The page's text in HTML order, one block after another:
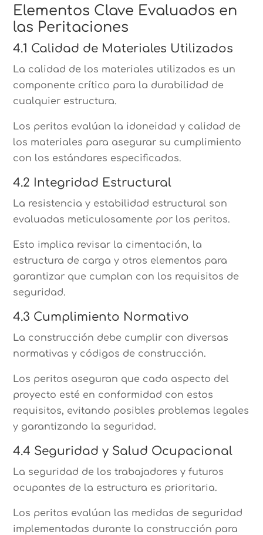
Elementos Clave Evaluados en
las Peritaciones
4.1 Calidad de Materiales Utilizados
La calidad de los materiales utilizados es un
componente crítico para la durabilidad de
cualquier estructura.
Los peritos evalúan la idoneidad y calidad de
los materiales para asegurar su cumplimiento
con los estándares especificados.
4.2 Integridad Estructural
La resistencia y estabilidad estructural son
evaluadas meticulosamente por los peritos.
Esto implica revisar la cimentación, la
estructura de carga y otros elementos para
garantizar que cumplan con los requisitos de
seguridad.
4.3 Cumplimiento Normativo
La construcción debe cumplir con diversas
normativas y códigos de construcción.
Los peritos aseguran que cada aspecto del
proyecto esté en conformidad con estos
requisitos, evitando posibles problemas legales
y garantizando la seguridad.
4.4 Seguridad y Salud Ocupacional
La seguridad de los trabajadores y futuros
ocupantes de la estructura es prioritaria.
Los peritos evalúan las medidas de seguridad
implementadas durante la construcción para